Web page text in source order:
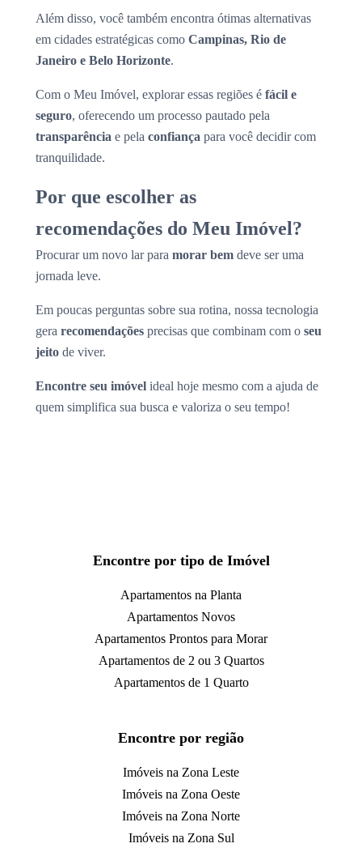
Além disso, você também encontra ótimas alternativas
em cidades estratégicas como Campinas, Rio de
Janeiro e Belo Horizonte.
Com o Meu Imóvel, explorar essas regiões é fácil e
seguro, oferecendo um processo pautado pela
transparência e pela confiança para você decidir com
tranquilidade.
Por que escolher as
recomendações do Meu Imóvel?
Procurar um novo lar para morar bem deve ser uma
jornada leve.
Em poucas perguntas sobre sua rotina, nossa tecnologia
gera recomendações precisas que combinam com o seu
jeito de viver.
Encontre seu imóvel ideal hoje mesmo com a ajuda de
quem simplifica sua busca e valoriza o seu tempo!
Encontre por tipo de Imóvel
Apartamentos na Planta
Apartamentos Novos
Apartamentos Prontos para Morar
Apartamentos de 2 ou 3 Quartos
Apartamentos de 1 Quarto
Encontre por região
Imóveis na Zona Leste
Imóveis na Zona Oeste
Imóveis na Zona Norte
Imóveis na Zona Sul